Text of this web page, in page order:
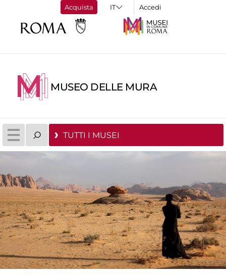
Acquista Accedi
MUSEO DELLE MURA
TUTTI I MUSEI